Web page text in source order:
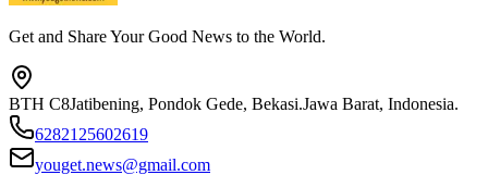
Get and Share Your Good News to the World.
BTH C8Jatibening, Pondok Gede, Bekasi.Jawa Barat, Indonesia.
6282125602619
youget.news@gmail.com